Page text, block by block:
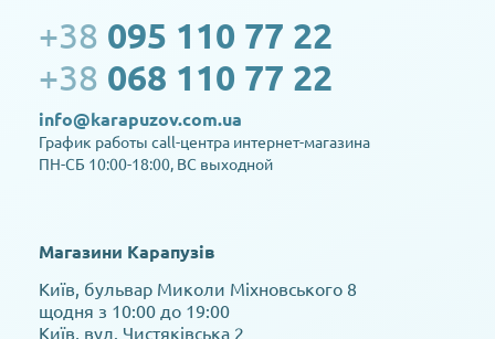
+38 095 110 77 22
+38 068 110 77 22
info@karapuzov.com.ua
График работы call-центра интернет-магазина
ПН-СБ 10:00-18:00, ВС выходной
Магазини Карапузів
Київ, бульвар Миколи Міхновського 8
щодня з 10:00 до 19:00
Київ, вул. Чистяківська 2